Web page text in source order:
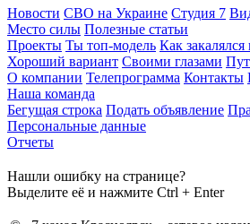
Новости СВО на Украине Студия 7
Место силы Полезные статьи
Проекты Ты топ-модель Как закалялся
Хороший вариант Своими глазами
О компании Телепрограмма Контакты
Наша команда
Бегущая строка Подать объявление
Персональные данные
Отчеты
Нашли ошибку на странице?
Выделите её и нажмите Ctrl + Enter